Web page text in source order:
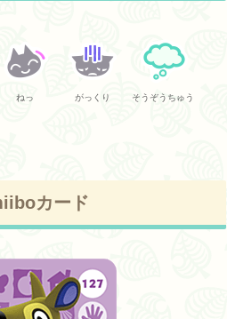
ねっ がっくり そうぞうちゅう
カード